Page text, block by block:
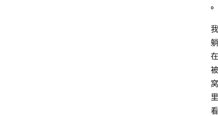
。
我
躺
在
被
窝
里
看